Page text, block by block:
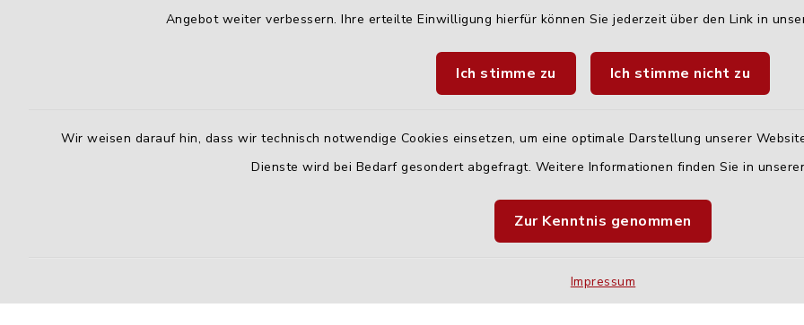
Angebot weiter verbessern. Ihre erteilte Einwilligung hierfür können Sie jederzeit über den Link in
Ich stimme zu Ich stimme nicht zu
Wir weisen darauf hin, dass wir technisch notwendige Cookies einsetzen, um eine optimale Darstellung unserer
Dienste wird bei Bedarf gesondert abgefragt. Weitere Informationen finden Sie in
Zur Kenntnis genommen
Impressum
Landratsamt Neu-